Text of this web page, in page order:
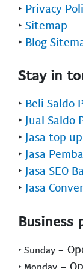
‣ Privacy
‣ Sitemap
‣ Blog
Stay in
‣ Beli Saldo
‣ Jual Saldo
‣ Jasa top
‣ Jasa
‣ Jasa SEO
‣ Jasa
Business
‣ Sunday -
‣ Monday -